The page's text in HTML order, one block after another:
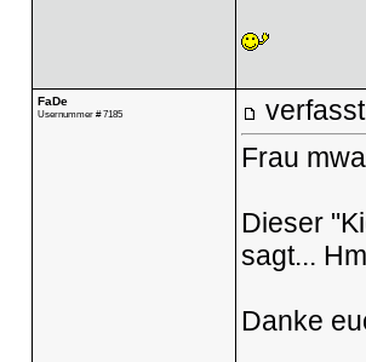
FaDe
Usernummer # 7185 verfasst
Frau
Dieser
sagt...
Danke